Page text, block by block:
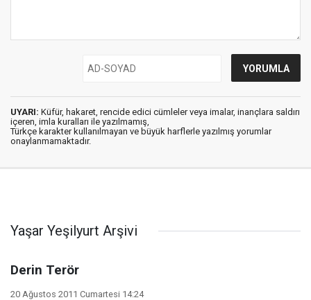
UYARI: Küfür, hakaret, rencide edici cümleler veya imalar, inançlara saldırı
içeren, imla kuralları ile yazılmamış,
Türkçe karakter kullanılmayan ve büyük harflerle yazılmış yorumlar
onaylanmamaktadır.
Yaşar Yeşilyurt Arşivi
Derin Terör
20 Ağustos 2011 Cumartesi 14:24